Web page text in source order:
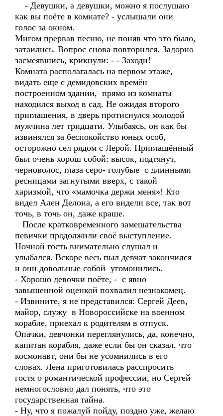
- Девушки, а девушки, можно я послушаю
как вы поёте в комнате? - услышали они
голос за окном.
Мигом прервав песню, не поняв что это было,
затаились. Вопрос снова повторился. Задорно
засмеявшись, крикнули: - - Заходи!
Комната располагалась на первом этаже,
видать еще с демидовских времён
построенном здании, прямо из комнаты
находился выход в сад. Не ожидая второго
приглашения, в дверь протиснулся молодой
мужчина лет тридцати. Улыбаясь, он как бы
извинялся за беспокойство юных особ,
осторожно сел рядом с Лерой. Приглашённый
был очень хорош собой: высок, подтянут,
черноволос, глаза серо- голубые с длинными
ресницами загнутыми вверх, с такой
харизмой, что «мамочка держи меня»! Кто
видел Ален Делона, а его видели все, так вот
точь, в точь он, даже краше.
После кратковременного замешательства
певички продолжили своё выступление.
Ночной гость внимательно слушал и
улыбался. Вскоре весь пыл девчат закончился
и они довольные собой угомонились.
- Хорошо девочки поёте, - с явно
завышенной оценкой похвалил незнакомец.
- Извините, я не представился: Сергей Деев,
майор, служу в Новороссийске на военном
корабле, приехал к родителям в отпуск.
Опачки, девчонки переглянулись, да, конечно,
капитан корабля, даже если бы он сказал, что
космонавт, они бы не усомнились в его
словах. Лена приготовилась расспросить
гостя о романтической профессии, но Сергей
немногословно дал понять, что это
государственная тайна.
- Ну, что я пожалуй пойду, поздно уже, желаю